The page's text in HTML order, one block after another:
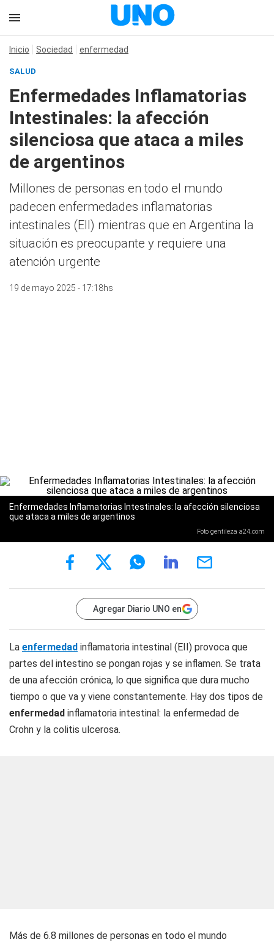
Inicio Sociedad enfermedad
SALUD
Enfermedades Inflamatorias
Intestinales: la afección
silenciosa que ataca a miles
de argentinos
Millones de personas en todo el mundo
padecen enfermedades inflamatorias
intestinales (EII) mientras que en Argentina la
situación es preocupante y requiere una
atención urgente
19 de mayo 2025 - 17:18hs
Enfermedades Inflamatorias Intestinales: la afección silenciosa
que ataca a miles de argentinos
Foto gentileza a24.com
Agregar Diario UNO en
La enfermedad inflamatoria intestinal (EII) provoca que
partes del intestino se pongan rojas y se inflamen. Se trata
de una afección crónica, lo que significa que dura mucho
tiempo o que va y viene constantemente. Hay dos tipos de
enfermedad inflamatoria intestinal: la enfermedad de
Crohn y la colitis ulcerosa.
Más de 6.8 millones de personas en todo el mundo